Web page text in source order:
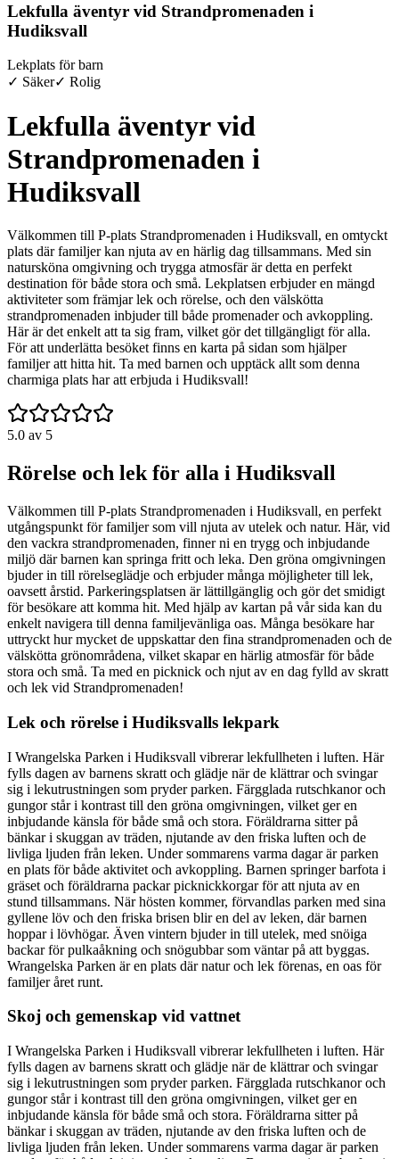
Lekfulla äventyr vid Strandpromenaden i
Hudiksvall
Lekplats för barn
✓ Säker✓ Rolig
Lekfulla äventyr vid
Strandpromenaden i
Hudiksvall
Välkommen till P-plats Strandpromenaden i Hudiksvall, en omtyckt
plats där familjer kan njuta av en härlig dag tillsammans. Med sin
natursköna omgivning och trygga atmosfär är detta en perfekt
destination för både stora och små. Lekplatsen erbjuder en mängd
aktiviteter som främjar lek och rörelse, och den välskötta
strandpromenaden inbjuder till både promenader och avkoppling.
Här är det enkelt att ta sig fram, vilket gör det tillgängligt för alla.
För att underlätta besöket finns en karta på sidan som hjälper
familjer att hitta hit. Ta med barnen och upptäck allt som denna
charmiga plats har att erbjuda i Hudiksvall!
5.0 av 5
Rörelse och lek för alla i Hudiksvall
Välkommen till P-plats Strandpromenaden i Hudiksvall, en perfekt
utgångspunkt för familjer som vill njuta av utelek och natur. Här, vid
den vackra strandpromenaden, finner ni en trygg och inbjudande
miljö där barnen kan springa fritt och leka. Den gröna omgivningen
bjuder in till rörelseglädje och erbjuder många möjligheter till lek,
oavsett årstid. Parkeringsplatsen är lättillgänglig och gör det smidigt
för besökare att komma hit. Med hjälp av kartan på vår sida kan du
enkelt navigera till denna familjevänliga oas. Många besökare har
uttryckt hur mycket de uppskattar den fina strandpromenaden och de
välskötta grönområdena, vilket skapar en härlig atmosfär för både
stora och små. Ta med en picknick och njut av en dag fylld av skratt
och lek vid Strandpromenaden!
Lek och rörelse i Hudiksvalls lekpark
I Wrangelska Parken i Hudiksvall vibrerar lekfullheten i luften. Här
fylls dagen av barnens skratt och glädje när de klättrar och svingar
sig i lekutrustningen som pryder parken. Färgglada rutschkanor och
gungor står i kontrast till den gröna omgivningen, vilket ger en
inbjudande känsla för både små och stora. Föräldrarna sitter på
bänkar i skuggan av träden, njutande av den friska luften och de
livliga ljuden från leken. Under sommarens varma dagar är parken
en plats för både aktivitet och avkoppling. Barnen springer barfota i
gräset och föräldrarna packar picknickkorgar för att njuta av en
stund tillsammans. När hösten kommer, förvandlas parken med sina
gyllene löv och den friska brisen blir en del av leken, där barnen
hoppar i lövhögar. Även vintern bjuder in till utelek, med snöiga
backar för pulkaåkning och snögubbar som väntar på att byggas.
Wrangelska Parken är en plats där natur och lek förenas, en oas för
familjer året runt.
Skoj och gemenskap vid vattnet
I Wrangelska Parken i Hudiksvall vibrerar lekfullheten i luften. Här
fylls dagen av barnens skratt och glädje när de klättrar och svingar
sig i lekutrustningen som pryder parken. Färgglada rutschkanor och
gungor står i kontrast till den gröna omgivningen, vilket ger en
inbjudande känsla för både små och stora. Föräldrarna sitter på
bänkar i skuggan av träden, njutande av den friska luften och de
livliga ljuden från leken. Under sommarens varma dagar är parken